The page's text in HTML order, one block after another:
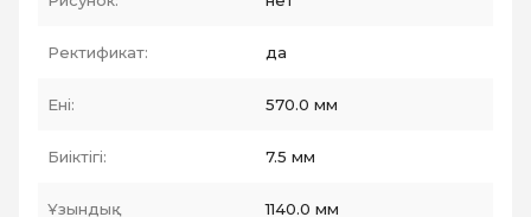
Ректификат: да
Ені: 570.0 мм
Биіктігі: 7.5 мм
Ұзындық : 1140.0 мм